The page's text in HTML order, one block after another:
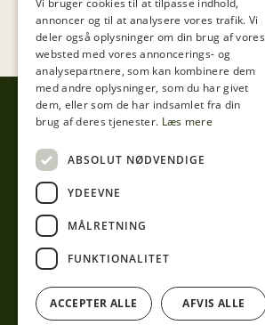
Tibberup Høkeren
Information
Praktisk info
Få seneste nyt
Vi bruger cookies til at tilpasse indhold,
annoncer og til at analysere vores trafik. Vi
deler også oplysninger om din brug af vores
websted med vores annoncerings- og
analysepartnere, som kan kombinere dem
med andre oplysninger, som du har givet
dem, eller som de har indsamlet fra din
brug af deres tjenester. Læs mere
ABSOLUT NØDVENDIGE
YDEEVNE
MÅLRETNING
FUNKTIONALITET
ACCEPTER ALLE AFVIS ALLE